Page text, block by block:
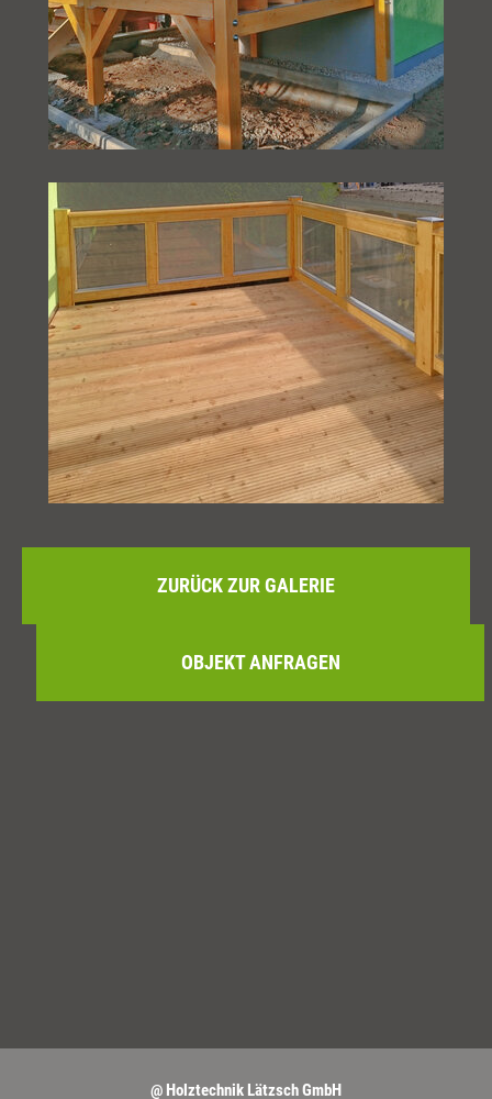
ZURÜCK ZUR GALERIE
OBJEKT ANFRAGEN
@ Holztechnik Lätzsch GmbH